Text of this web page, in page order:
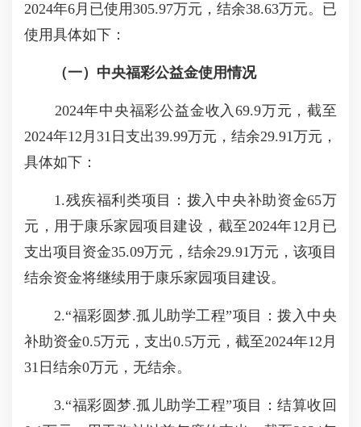
2024年6月已使用305.97万元，结余38.63万元。已
使用具体如下：
（一） 中央福彩公益金使用情况
2024年中央福彩公益金收入69.9万元，截至
2024年12月31日支出39.99万元，结余29.91万元，
具体如下：
1.残疾福利类项目：拨入中央补助资金65万
元，用于康乐家园项目建设，截至2024年12月已
支出项目资金35.09万元，结余29.91万元，该项目
结余资金将继续用于康乐家园项目建设。
2.“福彩圆梦.孤儿助学工程”项目：拨入中央
补助资金0.5万元，支出0.5万元，截至2024年12月
31日结余0万元，无结余。
3.“福彩圆梦.孤儿助学工程”项目：结算收回